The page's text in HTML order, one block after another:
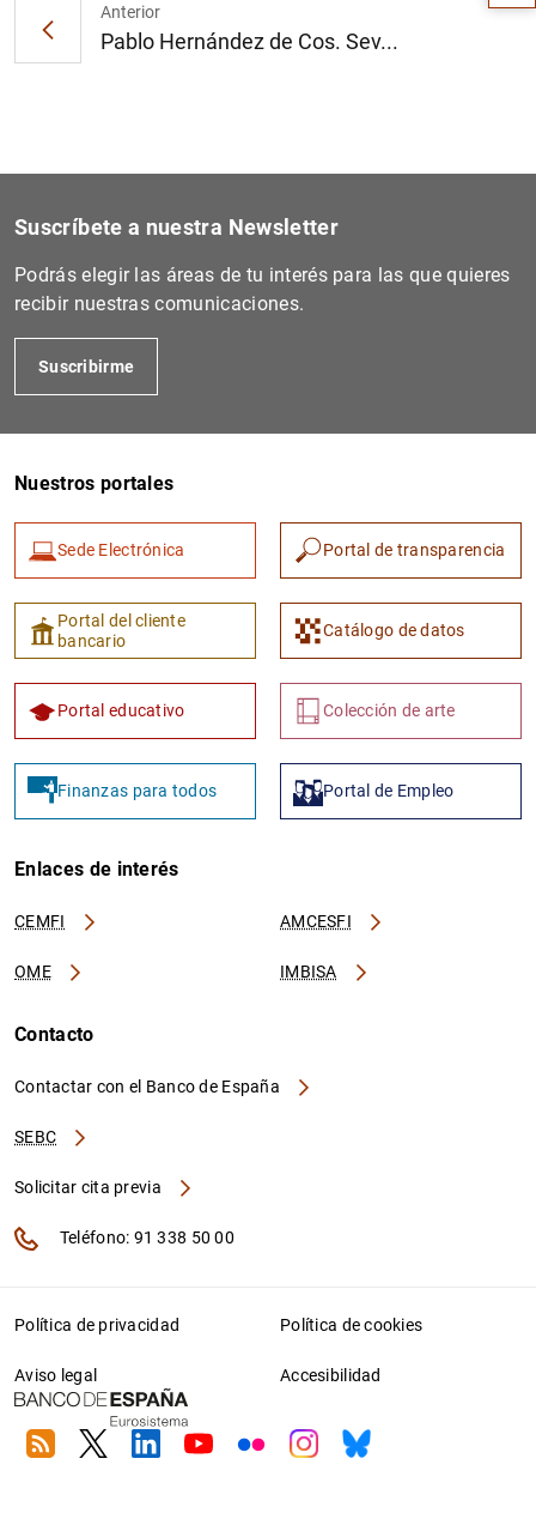
Anterior
Pablo Hernández de Cos. Sev...
Suscríbete a nuestra Newsletter
Podrás elegir las áreas de tu interés para las que quieres
recibir nuestras comunicaciones.
Suscribirme
Nuestros portales
Sede Electrónica Portal de transparencia
Portal del cliente
bancario
Catálogo de datos
Portal educativo Colección de arte
Finanzas para todos Portal de Empleo
Enlaces de interés
CEMFI AMCESFI
OME IMBISA
Contacto
Contactar con el Banco de España
SEBC
Solicitar cita previa
Teléfono: 91 338 50 00
Política de privacidad Política de cookies
Aviso legal Accesibilidad
RSS TwitterLinkedin
YoutubeFlickrInstagram
Bluesky